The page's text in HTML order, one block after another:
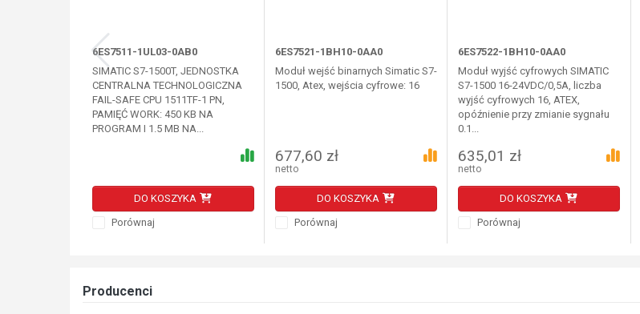
6ES7511-1UL03-0AB0
SIMATIC S7-1500T, JEDNOSTKA
CENTRALNA TECHNOLOGICZNA
FAIL-SAFE CPU 1511TF-1 PN,
PAMIĘĆ WORK: 450 KB NA
PROGRAM I 1.5 MB NA...
DO KOSZYKA
Porównaj
6ES7521-1BH10-0AA0
Moduł wejść binarnych Simatic S7-
1500, Atex, wejścia cyfrowe: 16
677,60 zł
netto
DO KOSZYKA
Porównaj
6ES7522-1BH10-0AA0
Moduł wyjść cyfrowych SIMATIC
S7-1500 16-24VDC/0,5A, liczba
wyjść cyfrowych 16, ATEX,
opóźnienie przy zmianie sygnału
0.1...
635,01 zł
netto
DO KOSZYKA
Porównaj
Producenci